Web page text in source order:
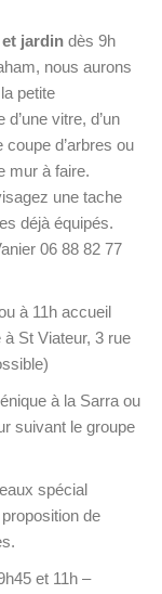
jardin dès 9h
nous aurons
petite
vitre, d’un
d’arbres ou
mur à faire.
une tache
déjà équipés.
06 88 82 77
à 11h accueil
St Viateur, 3 rue
à la Sarra ou
suivant le groupe
spécial
de
et 11h –